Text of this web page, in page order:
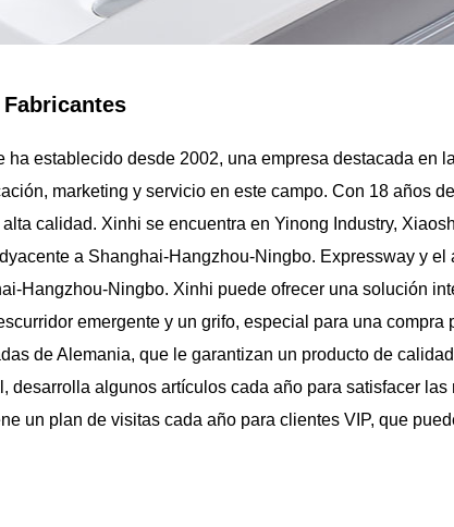
ha establecido desde 2002, una empresa destacada en
marketing y servicio en este campo. Con 18 años
calidad. Xinhi se encuentra en Yinong Industry,
a Shanghai-Hangzhou-Ningbo. Expressway y
Hangzhou-Ningbo. Xinhi puede ofrecer una solución
emergente y un grifo, especial para una compra
de Alemania, que le garantizan un producto de
desarrolla algunos artículos cada año para satisfacer
un plan de visitas cada año para clientes VIP, que